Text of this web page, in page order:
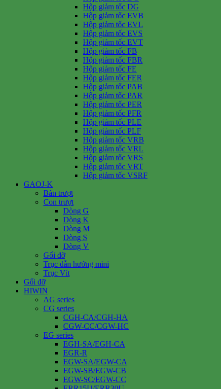
Hộp giảm tốc DG
Hộp giảm tốc EVB
Hộp giảm tốc EVL
Hộp giảm tốc EVS
Hộp giảm tốc EVT
Hộp giảm tốc FB
Hộp giảm tốc FBR
Hộp giảm tốc FE
Hộp giảm tốc FER
Hộp giảm tốc PAB
Hộp giảm tốc PAR
Hộp giảm tốc PER
Hộp giảm tốc PFR
Hộp giảm tốc PLE
Hộp giảm tốc PLF
Hộp giảm tốc VRB
Hộp giảm tốc VRL
Hộp giảm tốc VRS
Hộp giảm tốc VRT
Hộp giảm tốc VSRF
GAOJ-K
Bàn trượt
Con trượt
Dòng G
Dòng K
Dòng M
Dòng S
Dòng V
Gối đỡ
Trục dẫn hướng mini
Trục Vít
Gối đỡ
HIWIN
AG series
CG series
CGH-CA/CGH-HA
CGW-CC/CGW-HC
EG series
EGH-SA/EGH-CA
EGR-R
EGW-SA/EGW-CA
EGW-SB/EGW-CB
EGW-SC/EGW-CC